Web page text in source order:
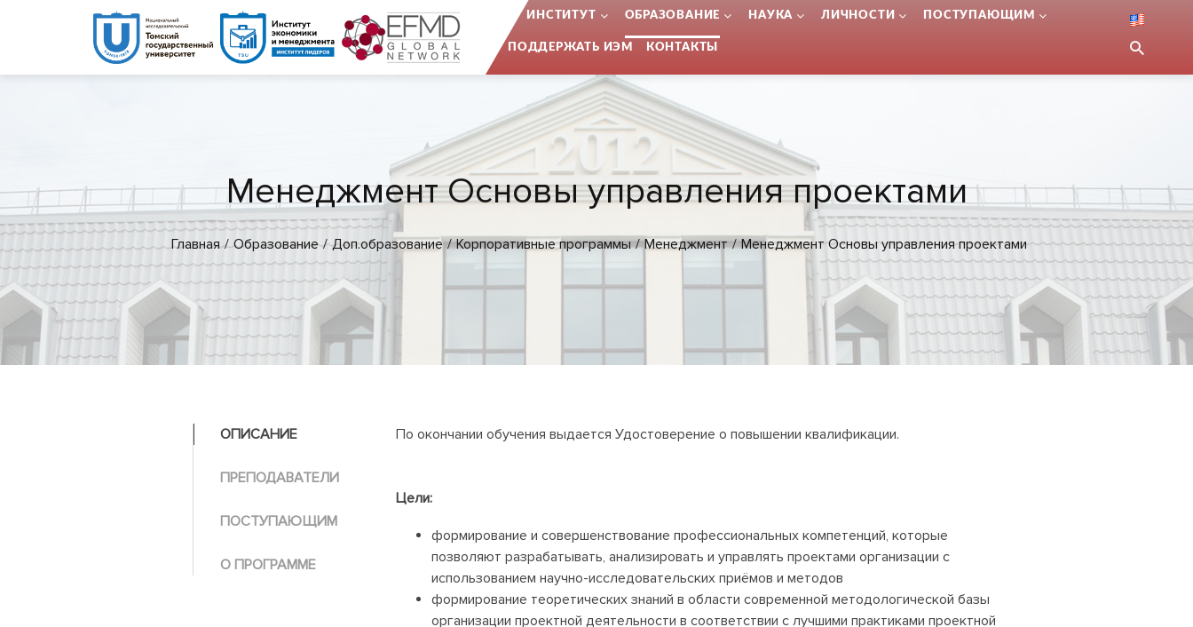
ИНСТИТУТ ОБРАЗОВАНИЕ НАУКА ЛИЧНОСТИ ПОСТУПАЮЩИМ
ПОДДЕРЖАТЬ ИЭМ КОНТАКТЫ
Менеджмент Основы управления проектами
Главная Образование Доп.образование Корпоративные программы Менеджмент Менеджмент Основы управления проектами
ОПИСАНИЕ
ПРЕПОДАВАТЕЛИ
ПОСТУПАЮЩИМ
О ПРОГРАММЕ
По окончании обучения выдается Удостоверение о повышении квалификации.
Цели:
формирование и совершенствование профессиональных компетенций, которые
позволяют разрабатывать, анализировать и управлять проектами организации с
использованием научно-исследовательских приёмов и методов
формирование теоретических знаний в области современной методологической базы
организации проектной деятельности в соответствии с лучшими практиками проектной